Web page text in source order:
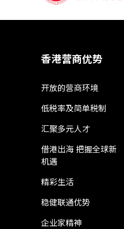
香港营商优势
开放的营商环境
低税率及简单税制
汇聚多元人才
借港出海 把握全球新
机遇
精彩生活
稳健联通优势
企业家精神